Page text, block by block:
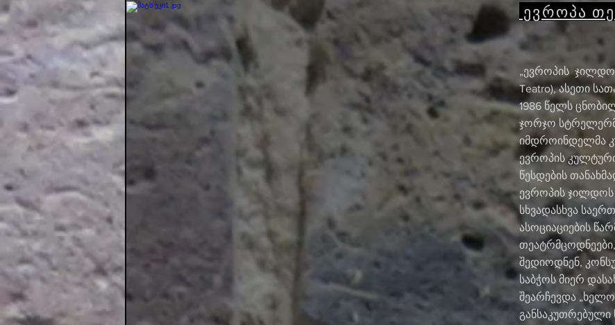
ევროპა
„ევროპის ჯილდო
Teatro), ასეთი
1986 წელს
ჯორჯო
იმდროინდელმა
ევროპის
წესდების
ევროპის ჯილდოს
სხვადასხვა
ასოციაციების
შედიოდნენ,
საბჭოს მიერ
შეარჩევდა